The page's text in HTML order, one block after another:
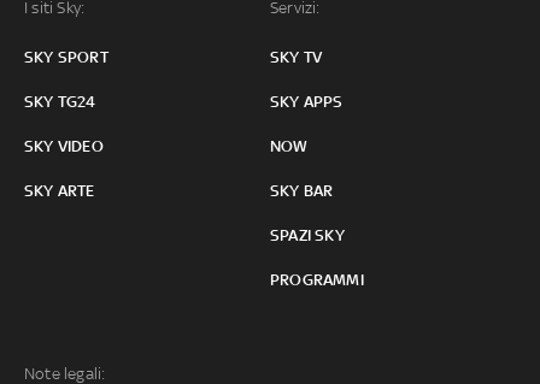
I siti Sky:
SKY SPORT
SKY TG24
SKY VIDEO
SKY ARTE
Servizi:
SKY TV
SKY APPS
NOW
SKY BAR
SPAZI SKY
PROGRAMMI
Note legali: